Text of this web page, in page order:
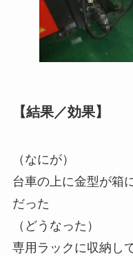
【結果／効果】
（なにが）
台車の上に金型が箱
だった
（どうなった）
専用ラックに収納し